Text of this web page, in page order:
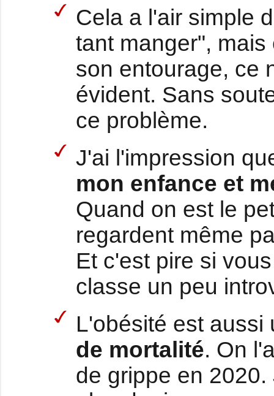
Cela a l'air simple
tant manger",
son entourage, ce
évident. Sans
ce problème.
J'ai l'impression
mon enfance et
Quand on est le
regardent même
Et c'est pire si
classe un peu
L'obésité est
de mortalité. On
de grippe en